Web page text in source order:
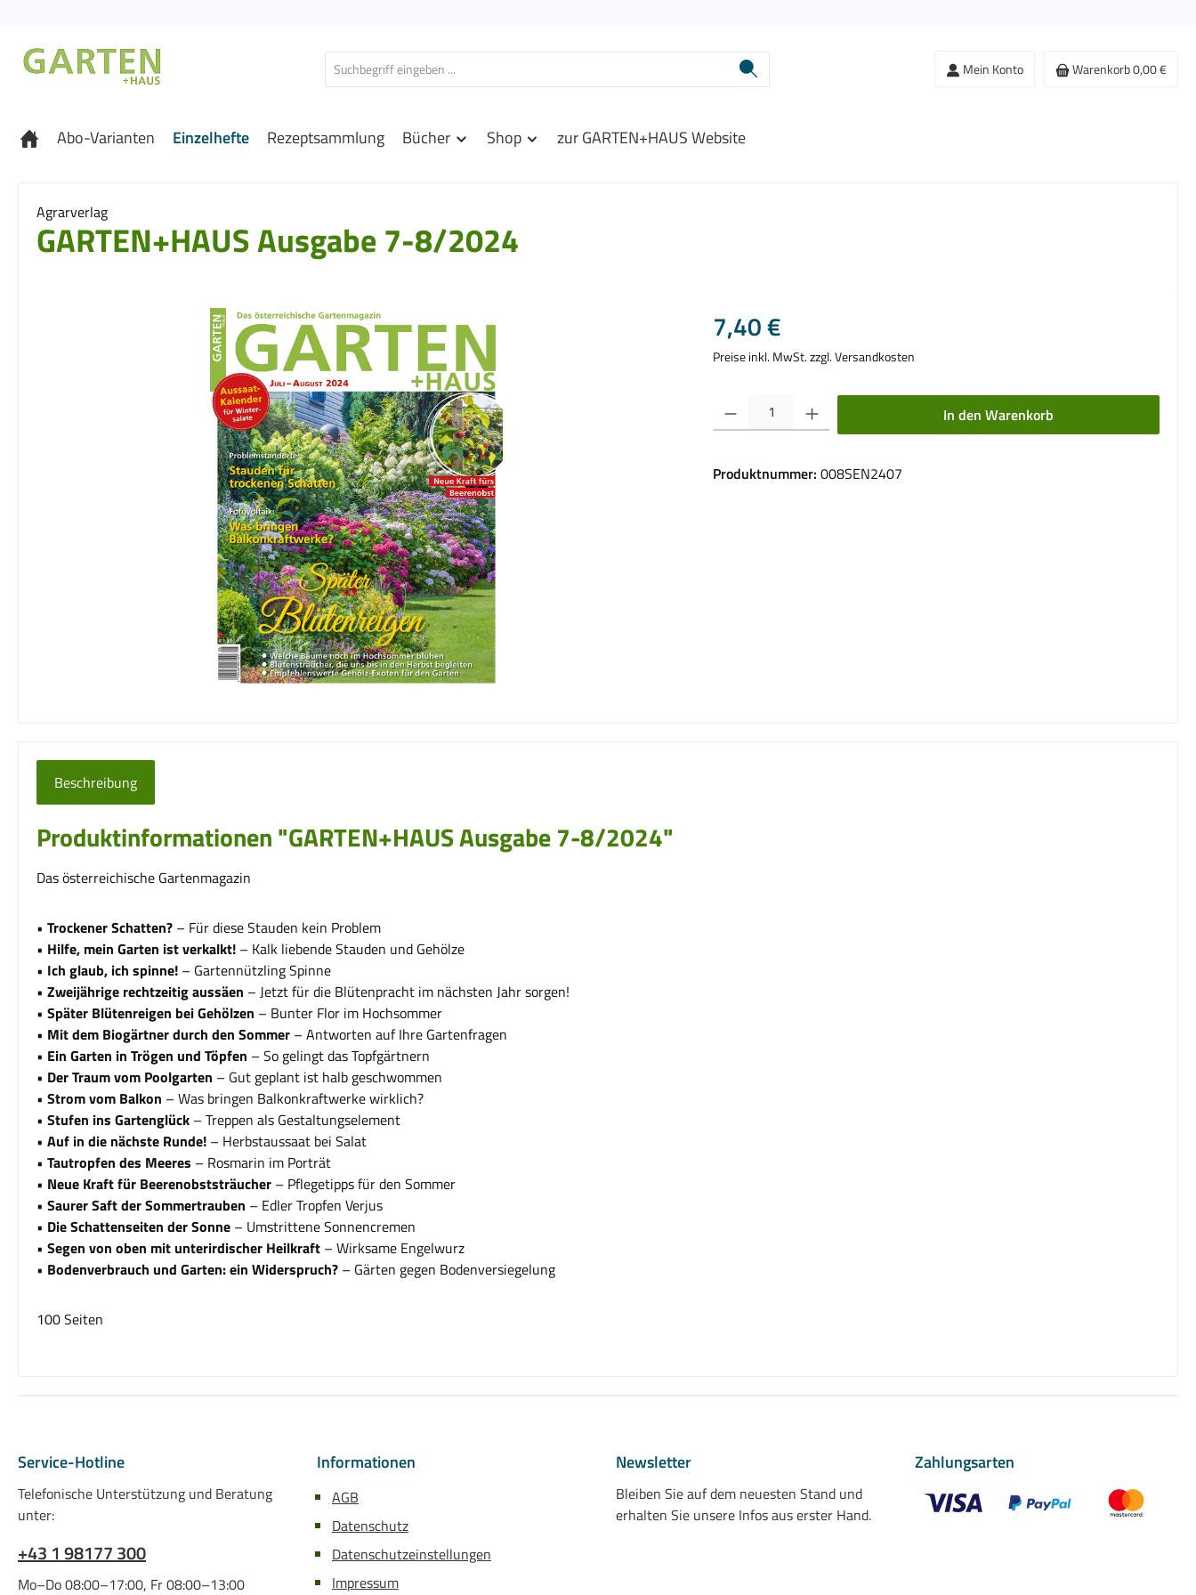
Mein Konto Warenkorb0,00 €
Abo-Varianten Einzelhefte Rezeptsammlung Bücher Shop zur GARTEN+HAUS Website
Agrarverlag
GARTEN+HAUS Ausgabe 7-8/2024
Regulärer Preis:
7,40 €
Preise inkl. MwSt. zzgl. Versandkosten
Produkt Anzahl: Gib den gewünschten Wert ein oder benutze die Schaltflächen um die
In den Warenkorb
Produktnummer: 008SEN2407
Beschreibung
Produktinformationen "GARTEN+HAUS Ausgabe 7-8/2024"
Das österreichische Gartenmagazin
• Trockener Schatten? – Für diese Stauden kein Problem
• Hilfe, mein Garten ist verkalkt! – Kalk liebende Stauden und Gehölze
• Ich glaub, ich spinne! – Gartennützling Spinne
• Zweijährige rechtzeitig aussäen – Jetzt für die Blütenpracht im nächsten Jahr sorgen!
• Später Blütenreigen bei Gehölzen – Bunter Flor im Hochsommer
• Mit dem Biogärtner durch den Sommer – Antworten auf Ihre Gartenfragen
• Ein Garten in Trögen und Töpfen – So gelingt das Topfgärtnern
• Der Traum vom Poolgarten – Gut geplant ist halb geschwommen
• Strom vom Balkon – Was bringen Balkonkraftwerke wirklich?
• Stufen ins Gartenglück – Treppen als Gestaltungselement
• Auf in die nächste Runde! – Herbstaussaat bei Salat
• Tautropfen des Meeres – Rosmarin im Porträt
• Neue Kraft für Beerenobststräucher – Pflegetipps für den Sommer
• Saurer Saft der Sommertrauben – Edler Tropfen Verjus
• Die Schattenseiten der Sonne – Umstrittene Sonnencremen
• Segen von oben mit unterirdischer Heilkraft – Wirksame Engelwurz
• Bodenverbrauch und Garten:ein Widerspruch? – Gärten gegen Bodenversiegelung
100 Seiten
Service-Hotline
Telefonische Unterstützung und Beratung
unter:
+43 1 98177 300
Mo–Do 08:00–17:00, Fr 08:00–13:00
Informationen
AGB
Datenschutz
Datenschutzeinstellungen
Impressum
Newsletter
Bleiben Sie auf dem neuesten Stand und
erhalten Sie unsere Infos aus erster Hand.
Zahlungsarten